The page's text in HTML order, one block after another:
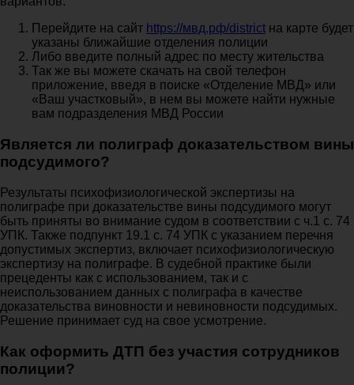
Перейдите на сайт https://мвд.рф/district на карте будет
указаны ближайшие отделения полиции
Либо введите полный адрес по месту жительства
Так же вы можете скачать на свой телефон
приложение, введя в поиске «Отделение МВД» или
«Ваш участковый», в нем вы можете найти нужные
вам подразделения МВД России
Является ли полиграф доказательством вины
подсудимого?
Результаты психофизиологической экспертизы на
полиграфе при доказательстве вины подсудимого могут
быть приняты во внимание судом в соответствии с ч.1 с. 74
УПК. Также подпункт 19.1 с. 74 УПК с указанием перечня
допустимых экспертиз, включает психофизиологическую
экспертизу на полиграфе. В судебной практике были
прецеденты как с использованием, так и с
неиспользованием данных с полиграфа в качестве
доказательства виновности и невиновности подсудимых.
Решение принимает суд на свое усмотрение.
Как оформить ДТП без участия сотрудников
полиции?